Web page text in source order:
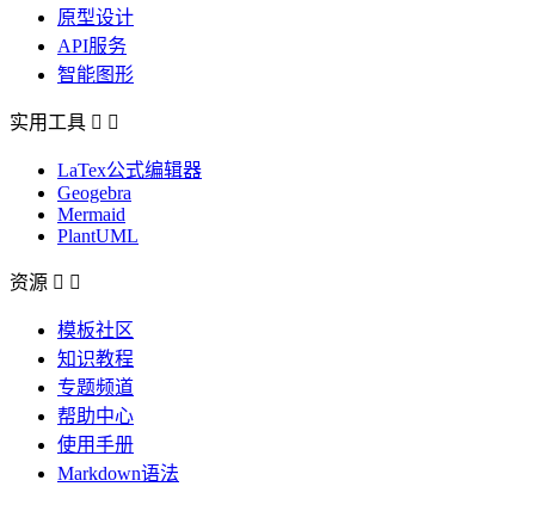
原型设计
API服务
智能图形
实用工具  
LaTex公式编辑器
Geogebra
Mermaid
PlantUML
资源  
模板社区
知识教程
专题频道
帮助中心
使用手册
Markdown语法